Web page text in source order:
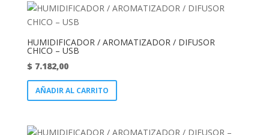
HUMIDIFICADOR / AROMATIZADOR / DIFUSOR
CHICO – USB
$7.182,00
AÑADIR AL CARRITO